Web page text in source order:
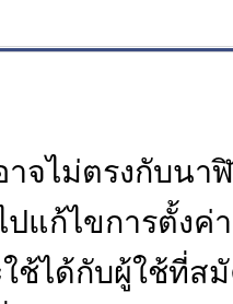
จไม่ตรงกับน
ปแก้ไขการตั้ง
ใช้ได้กับผู้ใช้ที่